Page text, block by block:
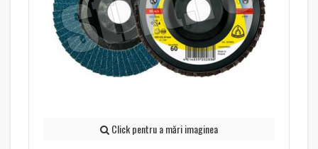
Click pentru a mări imaginea